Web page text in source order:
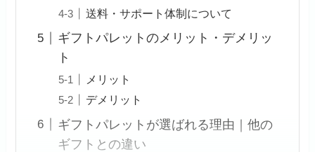
送料・サポート体制について
ギフトパレットのメリット・デメリッ
ト
メリット
デメリット
ギフトパレットが選ばれる理由｜他の
ギフトとの違い